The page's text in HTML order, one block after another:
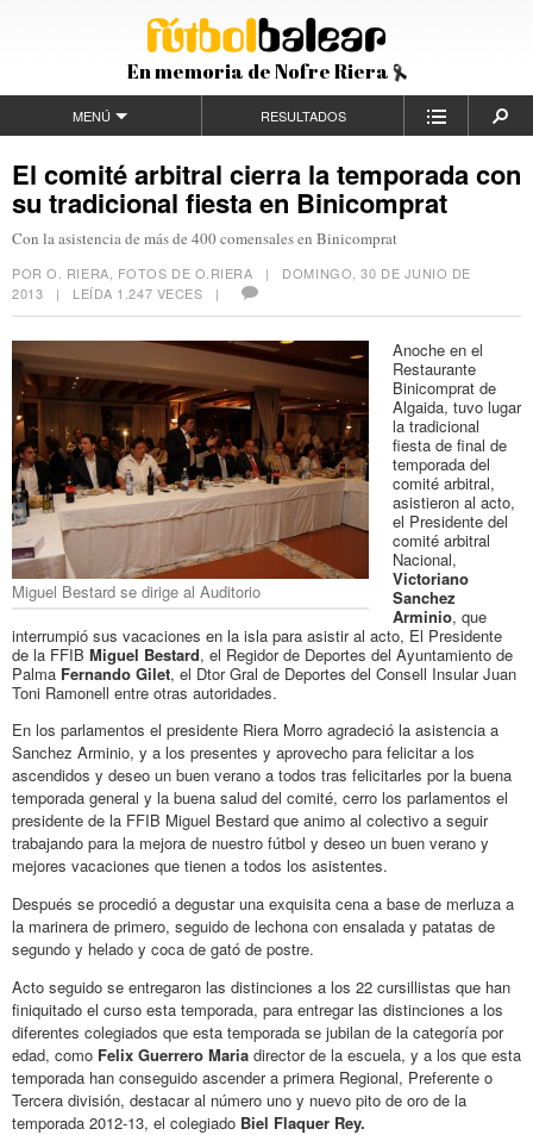
En memoria de Nofre Riera
MENÚ RESULTADOS
El comité arbitral cierra la temporada con
su tradicional fiesta en Binicomprat
Con la asistencia de más de 400 comensales en Binicomprat
POR O. RIERA, FOTOS DE O.RIERA | DOMINGO, 30 DE JUNIO DE
2013 | LEÍDA 1.247 VECES |
Miguel Bestard se dirige al Auditorio
Anoche en el
Restaurante
Binicomprat de
Algaida, tuvo lugar
la tradicional
fiesta de final de
temporada del
comité arbitral,
asistieron al acto,
el Presidente del
comité arbitral
Nacional,
Victoriano
Sanchez
Arminio, que
interrumpió sus vacaciones en la isla para asistir al acto, El Presidente
de la FFIB Miguel Bestard, el Regidor de Deportes del Ayuntamiento de
Palma Fernando Gilet, el Dtor Gral de Deportes del Consell Insular Juan
Toni Ramonell entre otras autoridades.
En los parlamentos el presidente Riera Morro agradeció la asistencia a
Sanchez Arminio, y a los presentes y aprovecho para felicitar a los
ascendidos y deseo un buen verano a todos tras felicitarles por la buena
temporada general y la buena salud del comité, cerro los parlamentos el
presidente de la FFIB Miguel Bestard que animo al colectivo a seguir
trabajando para la mejora de nuestro fútbol y deseo un buen verano y
mejores vacaciones que tienen a todos los asistentes.
Después se procedió a degustar una exquisita cena a base de merluza a
la marinera de primero, seguido de lechona con ensalada y patatas de
segundo y helado y coca de gató de postre.
Acto seguido se entregaron las distinciones a los 22 cursillistas que han
finiquitado el curso esta temporada, para entregar las distinciones a los
diferentes colegiados que esta temporada se jubilan de la categoría por
edad, como Felix Guerrero Maria director de la escuela, y a los que esta
temporada han conseguido ascender a primera Regional, Preferente o
Tercera división, destacar al número uno y nuevo pito de oro de la
temporada 2012-13, el colegiado Biel Flaquer Rey.